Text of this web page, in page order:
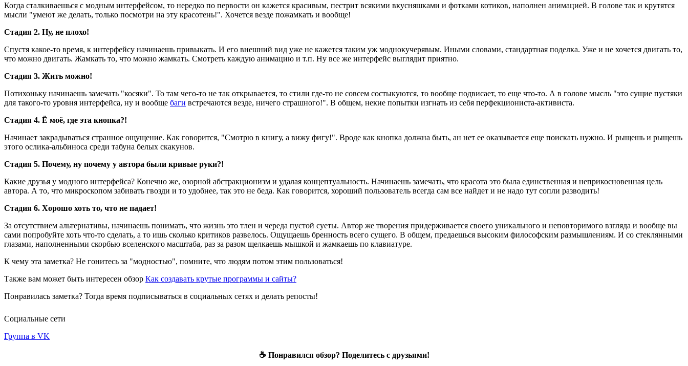
Когда сталкиваешься с модным интерфейсом, то нередко по первости он кажется красивым, пестрит всякими вкусняшками и фотками котиков, наполнен анимацией. В голове так и крутятся
мысли "умеют же делать, только посмотри на эту красотень!". Хочется везде пожамкать и вообще!
Стадия 2. Ну, не плохо!
Спустя какое-то время, к интерфейсу начинаешь привыкать. И его внешний вид уже не кажется таким уж моднокучерявым. Иными словами, стандартная поделка. Уже и не хочется двигать то,
что можно двигать. Жамкать то, что можно жамкать. Смотреть каждую анимацию и т.п. Ну все же интерфейс выглядит приятно.
Стадия 3. Жить можно!
Потихоньку начинаешь замечать "косяки". То там чего-то не так открывается, то стили где-то не совсем состыкуются, то вообще подвисает, то еще что-то. А в голове мысль "это сущие пустяки
для такого-то уровня интерфейса, ну и вообще баги встречаются везде, ничего страшного!". В общем, некие попытки изгнать из себя перфекциониста-активиста.
Стадия 4. Ё моё, где эта кнопка?!
Начинает закрадываться странное ощущение. Как говорится, "Смотрю в книгу, а вижу фигу!". Вроде как кнопка должна быть, ан нет ее оказывается еще поискать нужно. И рыщешь и рыщешь
этого ослика-альбиноса среди табуна белых скакунов.
Стадия 5. Почему, ну почему у автора были кривые руки?!
Какие друзья у модного интерфейса? Конечно же, озорной абстракционизм и удалая концептуальность. Начинаешь замечать, что красота это была единственная и неприкосновенная цель
автора. А то, что микроскопом забивать гвозди и то удобнее, так это не беда. Как говорится, хороший пользователь всегда сам все найдет и не надо тут сопли разводить!
Стадия 6. Хорошо хоть то, что не падает!
За отсутствием альтернативы, начинаешь понимать, что жизнь это тлен и череда пустой суеты. Автор же творения придерживается своего уникального и неповторимого взгляда и вообще вы
сами попробуйте хоть что-то сделать, а то ишь сколько критиков развелось. Ощущаешь бренность всего сущего. В общем, предаешься высоким философским размышлениям. И со стеклянными
глазами, наполненными скорбью вселенского масштаба, раз за разом щелкаешь мышкой и жамкаешь по клавиатуре.
К чему эта заметка? Не гонитесь за "модностью", помните, что людям потом этим пользоваться!
Также вам может быть интересен обзор Как создавать крутые программы и сайты?
Понравилась заметка? Тогда время подписываться в социальных сетях и делать репосты!
Социальные сети
Группа в VK
☕ Понравился обзор? Поделитесь с друзьями!